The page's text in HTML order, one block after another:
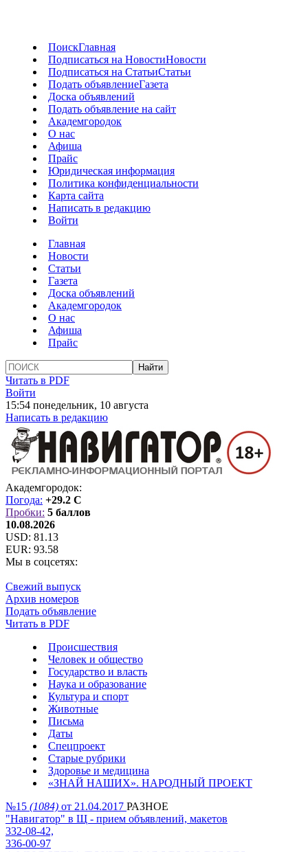
ПоискГлавная
Подписаться на НовостиНовости
Подписаться на СтатьиСтатьи
Подать объявлениеГазета
Доска объявлений
Подать объявление на сайт
Академгородок
О нас
Афиша
Прайс
Юридическая информация
Политика конфиденциальности
Карта сайта
Написать в редакцию
Войти
Главная
Новости
Статьи
Газета
Доска объявлений
Академгородок
О нас
Афиша
Прайс
Читать в PDF
Войти
15:54 понедельник, 10 августа
Написать в редакцию
Академгородок:
Погода: +29.2 C
Пробки: 5 баллов
10.08.2026
USD: 81.13
EUR: 93.58
Мы в соцсетях:
Свежий выпуск
Архив номеров
Подать объявление
Читать в PDF
Происшествия
Человек и общество
Государство и власть
Наука и образование
Культура и спорт
Животные
Письма
Даты
Спецпроект
Старые рубрики
Здоровье и медицина
«ЗНАЙ НАШИХ». НАРОДНЫЙ ПРОЕКТ
№15 (1084) от 21.04.2017 РАЗНОЕ
"Навигатор" в Щ - прием объявлений, макетов
332-08-42,
336-00-97